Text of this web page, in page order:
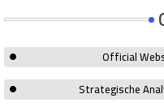
Official
Strategische